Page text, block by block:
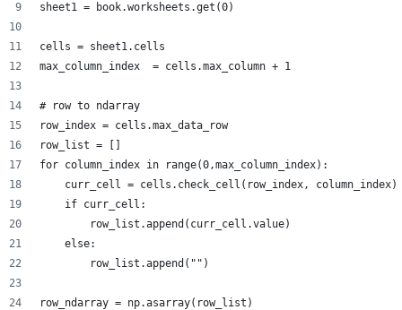
sheet1 = book.worksheets.get(0)
cells = sheet1.cells
max_column_index  = cells.max_column + 1
# row to ndarray
row_index = cells.max_data_row
row_list = []
for column_index in range(0,max_column_index):
    curr_cell = cells.check_cell(row_index, column_index)
    if curr_cell:
        row_list.append(curr_cell.value)
    else:
        row_list.append("")
row_ndarray = np.asarray(row_list)